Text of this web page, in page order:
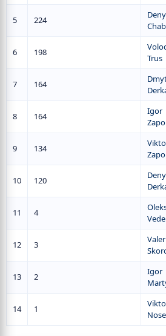
5 224
6 198
Trus
7 164
8 164
Igor
9 134
10 120
11 4
12 3
13 2
Igor
14 1